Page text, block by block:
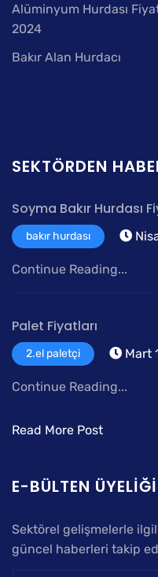
Alüminyum Hurdası
2024
Bakır Alan Hurdacı
SEKTÖRDEN
Soyma Bakır Hurdası
bakır hurdası
Continue Reading...
Palet Fiyatları
2.el paletçi Mart
Continue Reading...
Read More Post
E-BÜLTEN ÜYELIĞI
Sektörel gelişmelerle
güncel haberleri takip